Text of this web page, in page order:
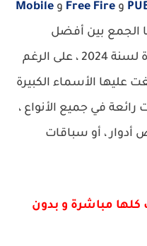
و Free Fire و Mobile
الجمع بين أفضل
وجديدة لسنة 2024 ، على الرغم
عليها الأسماء الكبيرة
رائعة في جميع الأنواع ،
أدوار ، أو سباقات
كلها مباشرة و بدون